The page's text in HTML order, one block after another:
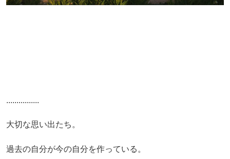
................
大切な思い出たち。
過去の自分が今の自分を作っている。